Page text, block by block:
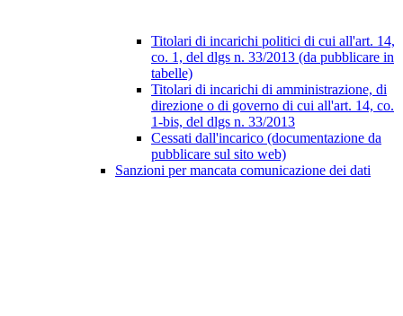
Titolari di incarichi politici di cui all'art. 14,
co. 1, del dlgs n. 33/2013 (da pubblicare in
tabelle)
Titolari di incarichi di amministrazione, di
direzione o di governo di cui all'art. 14, co.
1-bis, del dlgs n. 33/2013
Cessati dall'incarico (documentazione da
pubblicare sul sito web)
Sanzioni per mancata comunicazione dei dati